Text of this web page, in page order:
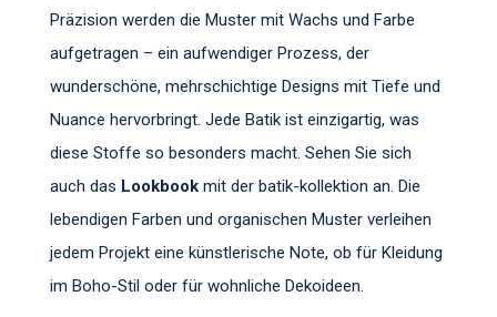
Präzision werden die Muster mit Wachs und Farbe
aufgetragen – ein aufwendiger Prozess, der
wunderschöne, mehrschichtige Designs mit Tiefe und
Nuance hervorbringt. Jede Batik ist einzigartig, was
diese Stoffe so besonders macht. Sehen Sie sich
auch das Lookbook mit der batik-kollektion an. Die
lebendigen Farben und organischen Muster verleihen
jedem Projekt eine künstlerische Note, ob für Kleidung
im Boho-Stil oder für wohnliche Dekoideen.